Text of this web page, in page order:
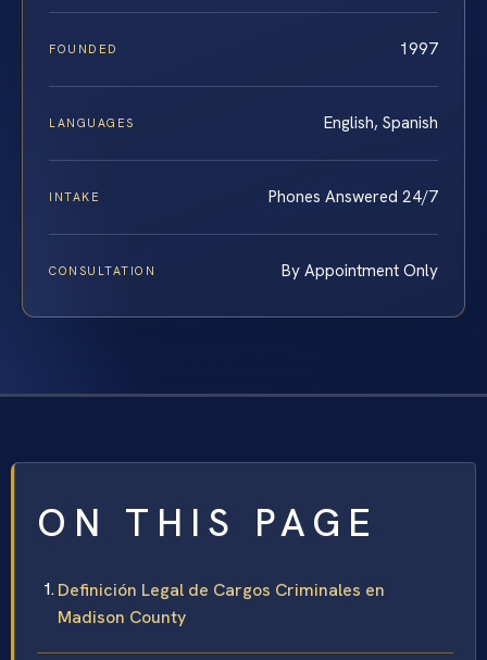
FOUNDED 1997
LANGUAGES English, Spanish
INTAKE Phones Answered 24/7
CONSULTATION By Appointment Only
ON THIS PAGE
Definición Legal de Cargos Criminales en
Madison County